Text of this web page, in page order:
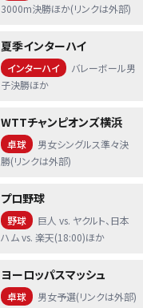
3000m決勝ほか(リンクは外部)
夏季インターハイ
インターハイ
バレーボール男
子決勝ほか
WTTチャンピオンズ横浜
卓球
男女シングルス準々決
勝(リンクは外部)
プロ野球
野球
巨人 vs. ヤクルト、日本
ハム vs. 楽天(18:00)ほか
ヨーロッパスマッシュ
卓球 男女予選(リンクは外部)